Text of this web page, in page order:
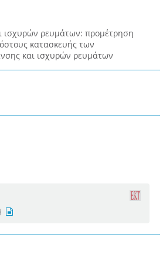
ισχυρών ρευμάτων: προμέτρηση
κατασκευής των
και ισχυρών ρευμάτων